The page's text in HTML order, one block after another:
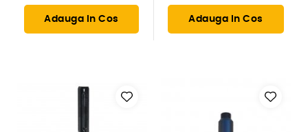
Adauga In Cos Adauga In Cos